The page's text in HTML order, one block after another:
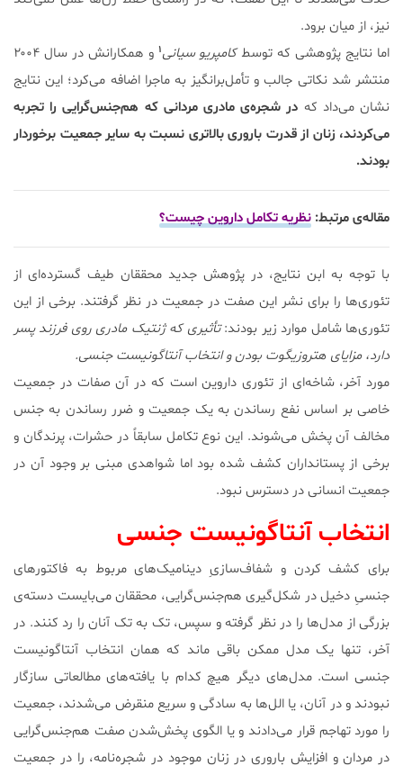
نیز، از میان برود.
اما نتایج پژوهشی که توسطکامپریو سیانی۱
و همکارانش در سال ۲۰۰۴
منتشر شد نکاتی جالب و تأمل‌برانگیز به ماجرا اضافه می‌کرد؛ این نتایج
نشان می‌داد که در شجره‌ی مادری مردانی که هم‌جنس‌‌گرایی را تجربه
می‌کردند، زنان از قدرت باروری بالاتری نسبت به سایر جمعیت برخوردار
بودند.
مقاله‌ی مرتبط: نظریه‌ تکامل داروین چیست؟
با توجه به ابن نتایج، در پژوهش جدید محققان طیف گسترده‌ای از
تئوری‌ها را برای نشر این صفت در جمعیت در نظر گرفتند. برخی از این
تئوری‌ها شامل موارد زیر بودند:تأثیری که ژنتیک مادری روی فرزند پسر
دارد، مزایای هتروزیگوت بودن و انتخاب آنتاگونیست جنسی.
مورد آخر، شاخه‌ای از تئوری داروین است که در آن صفات در جمعیت
خاصی بر اساس نفع رساندن به یک جمعیت و ضرر رساندن به جنس
مخالف آن پخش می‌شوند. این نوع تکامل سابقاً در حشرات، پرندگان و
برخی از پستانداران کشف شده بود اما شواهدی مبنی بر وجود آن در
جمعیت انسانی در دسترس نبود.
انتخاب آنتاگونیست جنسی
برای کشف کردن و شفاف‌سازیِ دینامیک‌های مربوط به فاکتورهای
جنسیِ دخیل در شکل‌گیری هم‌جنس‌گرایی، محققان می‌بایست دسته‌ی
بزرگی از مدل‌ها‌ را در نظر گرفته و سپس، تک به تک آنان را رد کنند. در
آخر، تنها یک مدل ممکن باقی ماند که همان انتخاب آنتاگونیست
جنسی است. مدل‌های دیگر هیچ‌ کدام با یافته‌های مطالعاتی سازگار
نبودند و در آنان، یا الل‌ها به سادگی و سریع منقرض می‌شدند، جمعیت
را مورد تهاجم قرار می‌دادند و یا الگوی پخش‌شدن صفت هم‌جنس‌گرایی
در مردان و افزایش باروری در زنان موجود در شجره‌نامه، را در جمعیت